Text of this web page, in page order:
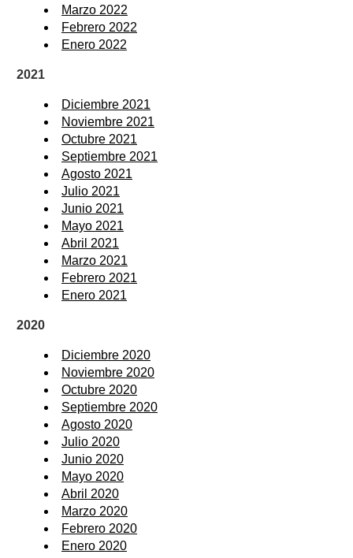
Marzo 2022
Febrero 2022
Enero 2022
2021
Diciembre 2021
Noviembre 2021
Octubre 2021
Septiembre 2021
Agosto 2021
Julio 2021
Junio 2021
Mayo 2021
Abril 2021
Marzo 2021
Febrero 2021
Enero 2021
2020
Diciembre 2020
Noviembre 2020
Octubre 2020
Septiembre 2020
Agosto 2020
Julio 2020
Junio 2020
Mayo 2020
Abril 2020
Marzo 2020
Febrero 2020
Enero 2020